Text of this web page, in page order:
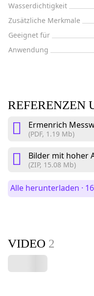
Wasserdichtigkeit
Zusätzliche Merkmale
Geeignet für
Anwendung
REFERENZEN
Ermenrich
(PDF, 1.19 Mb)
Bilder mit hoher
(ZIP, 15.08 Mb)
Alle herunterladen ·
VIDEO 2